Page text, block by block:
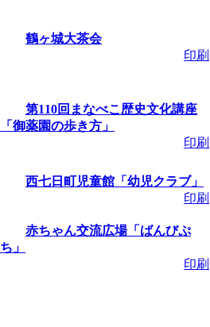
鶴ヶ城大茶会
印刷
第110回まなべこ歴史文化講座
「御薬園の歩き方」
印刷
西七日町児童館「幼児クラブ」
印刷
赤ちゃん交流広場「ばんびぷ
ち」
印刷